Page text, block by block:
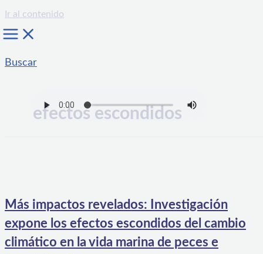
Ir al contenido
Buscar
efectos escondidos
Más impactos revelados: Investigación
expone los efectos escondidos del cambio
climático en la vida marina de peces e